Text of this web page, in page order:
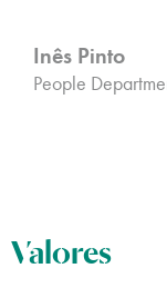
Inês Pinto
People
Valores